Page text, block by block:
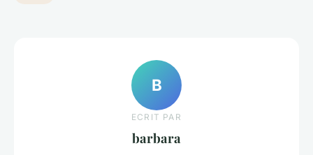
B
ECRIT PAR
barbara